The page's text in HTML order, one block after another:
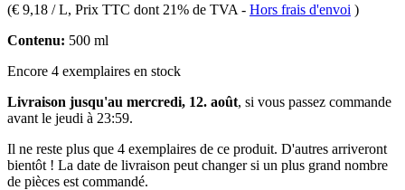
(€ 9,18 / L, Prix TTC dont 21% de TVA - Hors frais d'envoi )
Contenu: 500 ml
Encore 4 exemplaires en stock
Livraison jusqu'au mercredi, 12. août, si vous passez commande
avant le jeudi à 23:59.
Il ne reste plus que 4 exemplaires de ce produit. D'autres arriveront
bientôt ! La date de livraison peut changer si un plus grand nombre
de pièces est commandé.